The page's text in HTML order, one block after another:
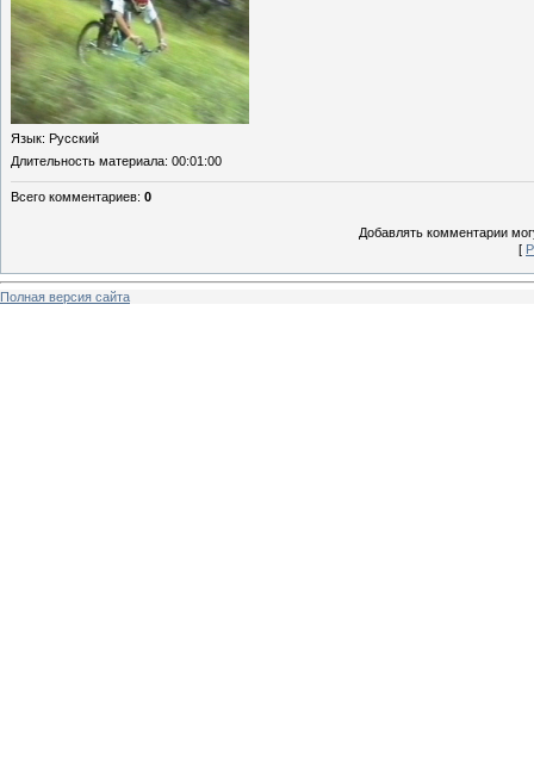
Язык: Русский
Длительность материала: 00:01:00
Всего комментариев: 0
Добавлять комментарии
[
Полная версия сайта